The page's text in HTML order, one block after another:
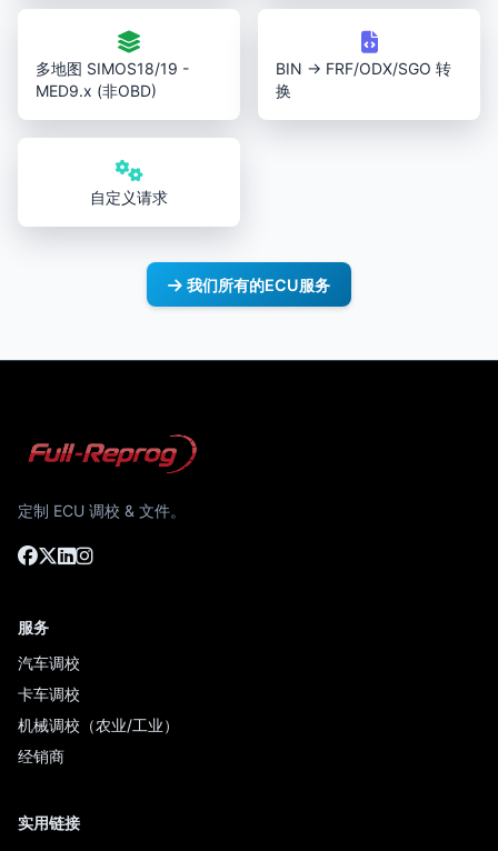
多地图 SIMOS18/19 -
MED9.x (非OBD)
BIN → FRF/ODX/SGO 转
换
自定义请求
我们所有的ECU服务
定制 ECU 调校 & 文件。
服务
汽车调校
卡车调校
机械调校（农业/工业）
经销商
实用链接